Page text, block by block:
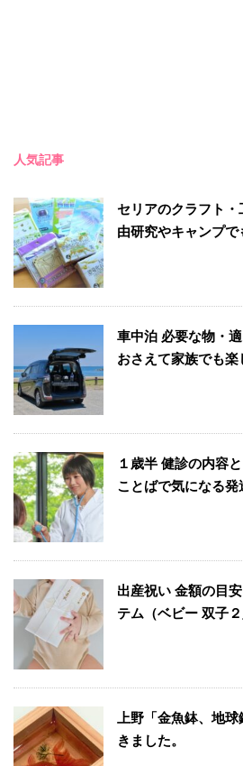
人気記事
セリアのクラフト
由研究やキャンプ
車中泊 必要な物・
おさえて家族でも楽
１歳半 健診の内容
ことばで気になる発
出産祝い 金額の目
テム（ベビー 双子２
上野「金魚鉢、地
きました。